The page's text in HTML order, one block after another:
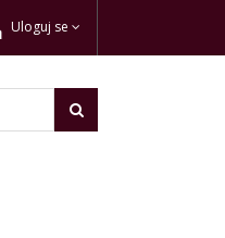
Uloguj se